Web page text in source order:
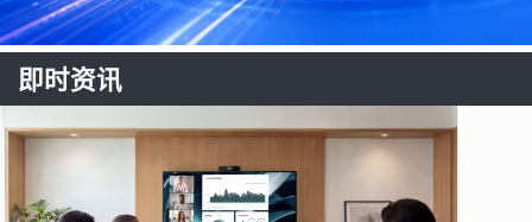
即时资讯